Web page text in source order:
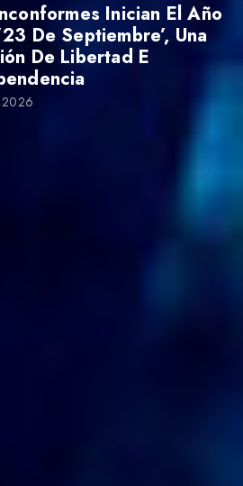
Inician El Año
De Septiembre’, Una
De Libertad E
2026